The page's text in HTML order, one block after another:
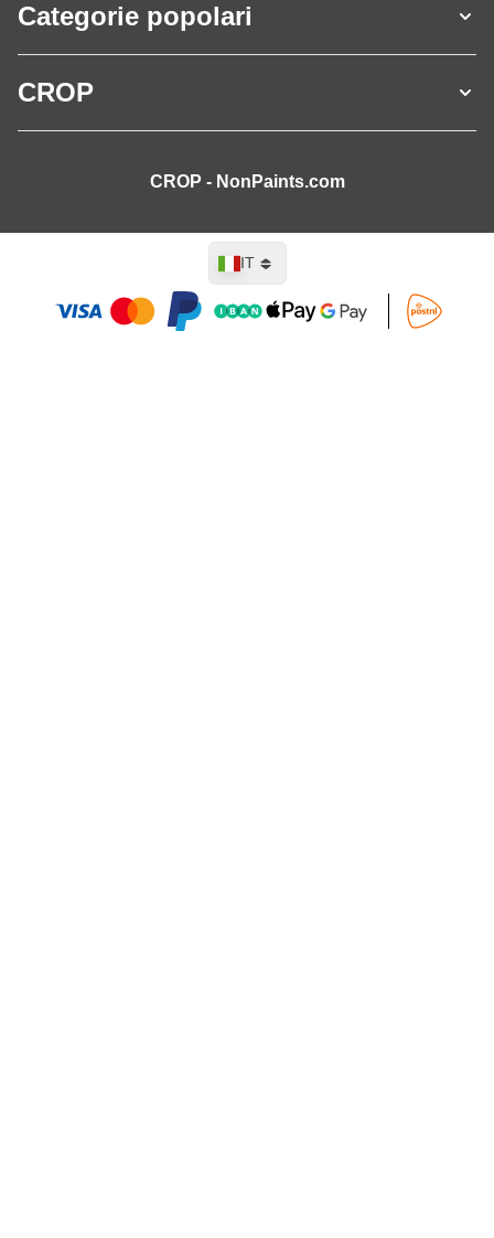
Categorie popolari
CROP
CROP - NonPaints.com
Lingua
IT